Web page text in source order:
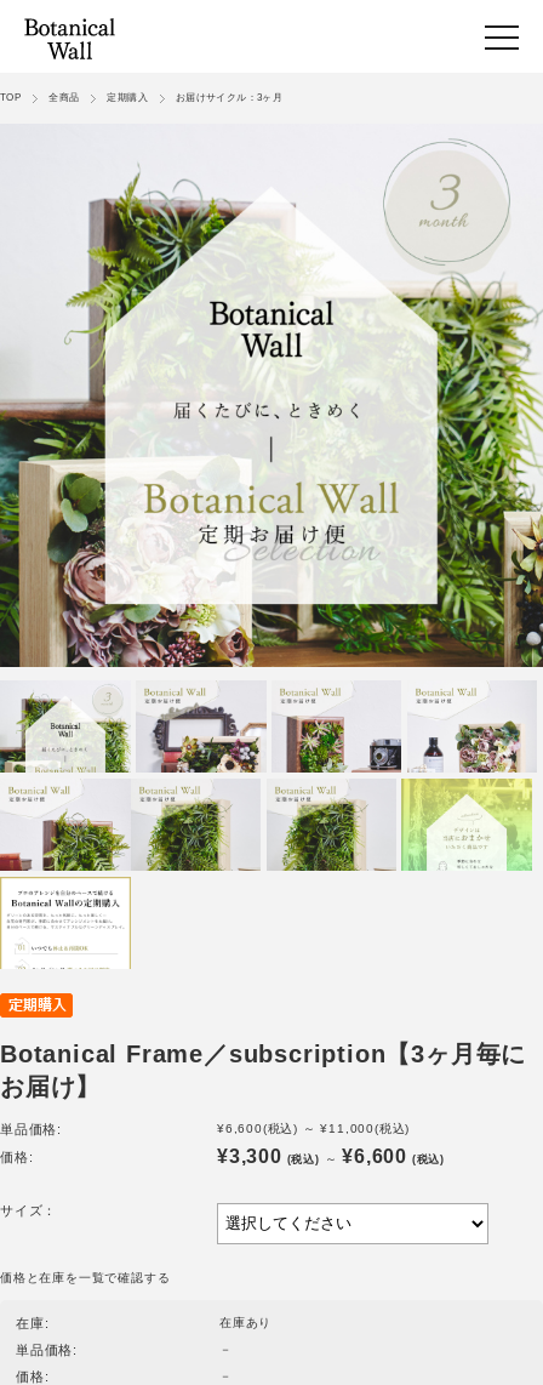
TOP 全商品 定期購入 お届けサイクル：3ヶ月
Botanical Frame／subscription【3ヶ月毎に
お届け】
単品価格: ¥6,600(税込) ～ ¥11,000(税込)
価格: ¥3,300 (税込) ～ ¥6,600 (税込)
サイズ：
価格と在庫を一覧で確認する
在庫: 在庫あり
単品価格: －
価格: －